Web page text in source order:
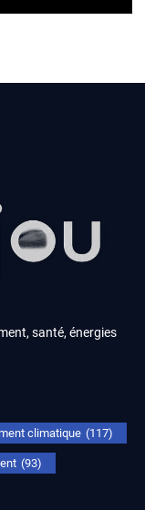
santé, énergies
climatique (117)
(93)